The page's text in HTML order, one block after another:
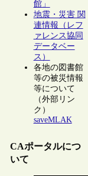
館」
地震・災害 関
連情報（レフ
ァレンス協同
データベー
ス）
各地の図書館
等の被災情報
等について
（外部リン
ク）
saveMLAK
CAポータルにつ
いて